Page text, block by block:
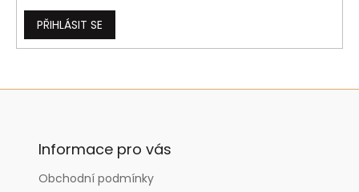
PŘIHLÁSIT SE
Z
Informace pro vás
Obchodní podmínky